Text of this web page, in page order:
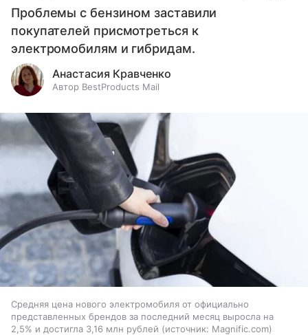
Проблемы с бензином заставили
покупателей присмотреться к
электромобилям и гибридам.
Анастасия Кравченко
Автор BestProducts Mail
Средняя цена нового электромобиля от официально
представленных брендов за последний месяц выросла на
2,5% и достигла 3,16 млн рублей
источник: Magnific.com